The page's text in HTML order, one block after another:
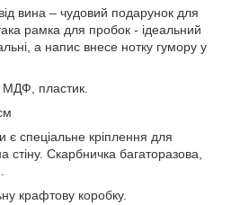
вина – чудовий подарунок для
рамка для пробок - ідеальний
а напис внесе нотку гумору у
пластик.
є спеціальне кріплення для
стіну. Скарбничка багаторазова,
крафтову коробку.